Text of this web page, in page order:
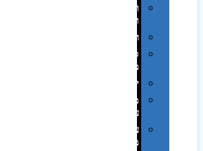
תערוכות
וכנסים
רמקולים
סוכריות
ממותגות
יודאיקה
מארזי
עטים
עטי
מתכת